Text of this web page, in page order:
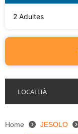
2 Adultes
LOCALITÀ
Home JESOLO